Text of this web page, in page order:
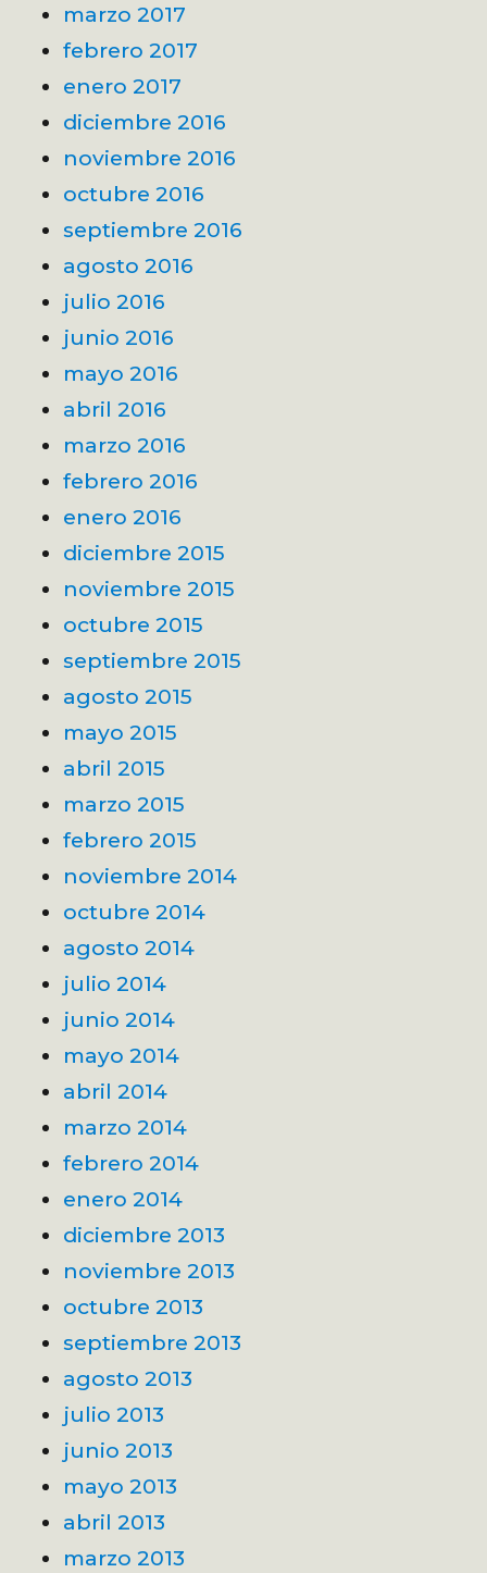
marzo 2017
febrero 2017
enero 2017
diciembre 2016
noviembre 2016
octubre 2016
septiembre 2016
agosto 2016
julio 2016
junio 2016
mayo 2016
abril 2016
marzo 2016
febrero 2016
enero 2016
diciembre 2015
noviembre 2015
octubre 2015
septiembre 2015
agosto 2015
mayo 2015
abril 2015
marzo 2015
febrero 2015
noviembre 2014
octubre 2014
agosto 2014
julio 2014
junio 2014
mayo 2014
abril 2014
marzo 2014
febrero 2014
enero 2014
diciembre 2013
noviembre 2013
octubre 2013
septiembre 2013
agosto 2013
julio 2013
junio 2013
mayo 2013
abril 2013
marzo 2013